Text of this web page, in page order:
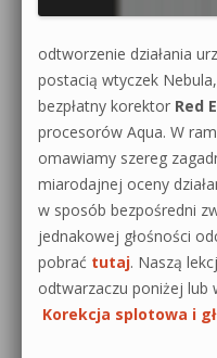
Wyszukiwanie
odtworzenie działania
postacią wtyczek
bezpłatny korektor Red
procesorów Aqua. W
omawiamy szereg
miarodajnej oceny
w sposób bezpośredni
jednakowej głośności
pobrać tutaj. Naszą
odtwarzaczu poniżej lub
Korekcja splotowa i